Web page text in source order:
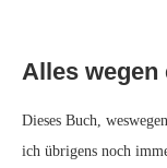
Alles wegen
Dieses Buch,
ich übrigens noch